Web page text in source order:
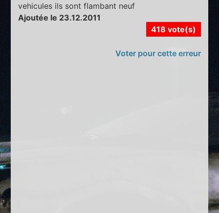
vehicules ils sont flambant neuf
Ajoutée le 23.12.2011
418 vote(s)
Voter pour cette erreur